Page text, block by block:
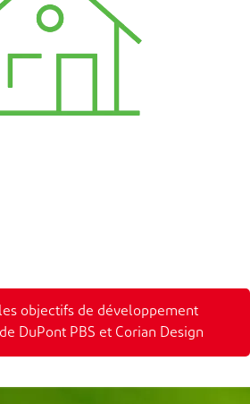
les objectifs de développement
DuPont PBS et Corian Design